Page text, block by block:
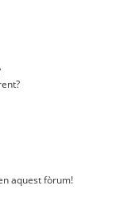
aquest fòrum!